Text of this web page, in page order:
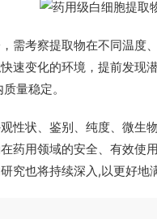
需考察提取物在不同温度
速变化的环境，提前发现
量稳定。
性状、鉴别、纯度、微生
药用领域的安全、有效使
究也将持续深入,以更好地